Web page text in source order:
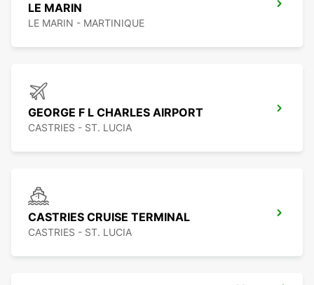
LE MARIN
LE MARIN - MARTINIQUE
GEORGE F L CHARLES AIRPORT
CASTRIES - ST. LUCIA
CASTRIES CRUISE TERMINAL
CASTRIES - ST. LUCIA